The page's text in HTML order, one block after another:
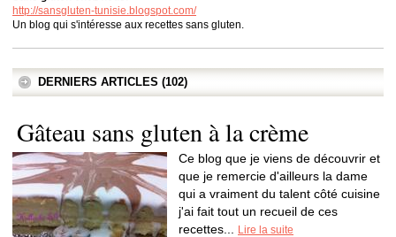
http://sansgluten-tunisie.blogspot.com/
Un blog qui s'intéresse aux recettes sans gluten.
DERNIERS ARTICLES (102)
Gâteau sans gluten à la crème
Ce blog que je viens de découvrir et
que je remercie d'ailleurs la dame
qui a vraiment du talent côté cuisine
j'ai fait tout un recueil de ces
recettes...
Lire la suite